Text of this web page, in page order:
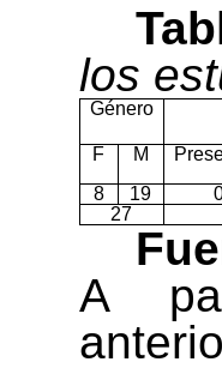
los
Género
F M
8
19
27
A